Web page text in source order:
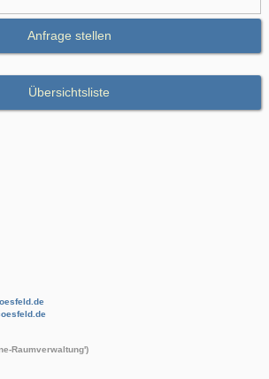
Anfrage stellen
Übersichtsliste
Raumverwaltung')